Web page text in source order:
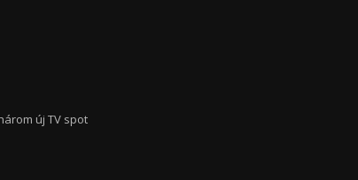
új TV spot